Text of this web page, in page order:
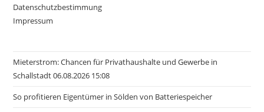
Datenschutzbestimmung
Impressum
Mieterstrom: Chancen für Privathaushalte und Gewerbe in
Schallstadt 06.08.2026 15:08
So profitieren Eigentümer in Sölden von Batteriespeicher